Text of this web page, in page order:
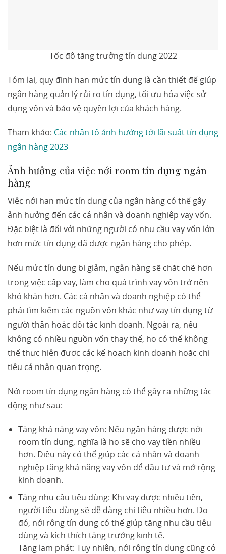
Tốc độ tăng trưởng tín dụng 2022
Tóm lại, quy định hạn mức tín dụng là cần thiết để giúp
ngân hàng quản lý rủi ro tín dụng, tối ưu hóa việc sử
dụng vốn và bảo vệ quyền lợi của khách hàng.
Tham khảo: Các nhân tố ảnh hưởng tới lãi suất tín dụng
ngân hàng 2023
Ảnh hưởng của việc nới room tín dụng ngân
hàng
Việc nới hạn mức tín dụng của ngân hàng có thể gây
ảnh hưởng đến các cá nhân và doanh nghiệp vay vốn.
Đặc biệt là đối với những người có nhu cầu vay vốn lớn
hơn mức tín dụng đã được ngân hàng cho phép.
Nếu mức tín dụng bị giảm, ngân hàng sẽ chặt chẽ hơn
trong việc cấp vay, làm cho quá trình vay vốn trở nên
khó khăn hơn. Các cá nhân và doanh nghiệp có thể
phải tìm kiếm các nguồn vốn khác như vay tín dụng từ
người thân hoặc đối tác kinh doanh. Ngoài ra, nếu
không có nhiều nguồn vốn thay thế, họ có thể không
thể thực hiện được các kế hoạch kinh doanh hoặc chi
tiêu cá nhân quan trọng.
Nới room tín dụng ngân hàng có thể gây ra những tác
động như sau:
Tăng khả năng vay vốn: Nếu ngân hàng được nới
room tín dụng, nghĩa là họ sẽ cho vay tiền nhiều
hơn. Điều này có thể giúp các cá nhân và doanh
nghiệp tăng khả năng vay vốn để đầu tư và mở rộng
kinh doanh.
Tăng nhu cầu tiêu dùng: Khi vay được nhiều tiền,
người tiêu dùng sẽ dễ dàng chi tiêu nhiều hơn. Do
đó, nới rộng tín dụng có thể giúp tăng nhu cầu tiêu
dùng và kích thích tăng trưởng kinh tế.
Tăng lạm phát: Tuy nhiên, nới rộng tín dụng cũng có